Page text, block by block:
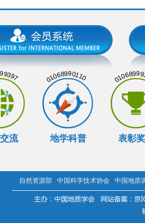
流
01068990110
地学科普 表彰
自然资源部 中国科学技术协会 中国地质